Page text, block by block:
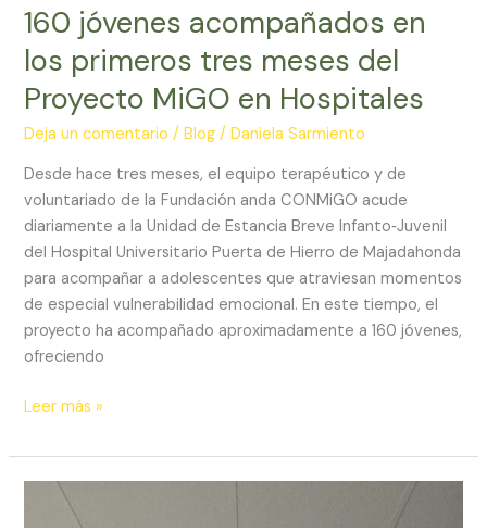
160 jóvenes acompañados en
los primeros tres meses del
Proyecto MiGO en Hospitales
Deja un comentario /Blog /Daniela Sarmiento
Desde hace tres meses, el equipo terapéutico y de
voluntariado de la Fundación anda CONMiGO acude
diariamente a la Unidad de Estancia Breve Infanto‑Juvenil
del Hospital Universitario Puerta de Hierro de Majadahonda
para acompañar a adolescentes que atraviesan momentos
de especial vulnerabilidad emocional. En este tiempo, el
proyecto ha acompañado aproximadamente a 160 jóvenes,
ofreciendo
Hospitales
Leer más »
Participamos